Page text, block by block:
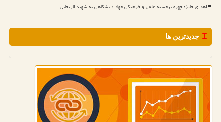
اهدای جایزه چهره برجسته علمی و فرهنگی جهاد دانشگاهی به شهید لاریجانی
جدیدترین ها